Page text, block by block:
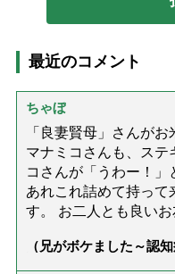
最近のコメント
ちゃぼ
「良妻賢母」さんが
マナミコさんも、ステ
コさんが「うわー！」
あれこれ詰めて持って
す。 お二人とも良いお
（兄がボケました～認